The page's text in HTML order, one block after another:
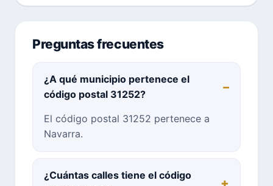
Preguntas frecuentes
¿A qué municipio pertenece el
código postal 31252?
El código postal 31252 pertenece a
Navarra.
¿Cuántas calles tiene el código